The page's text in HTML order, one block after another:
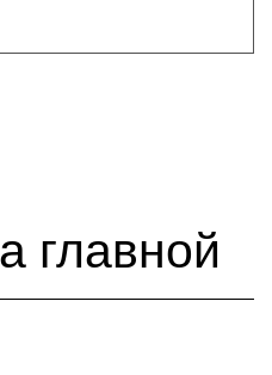
главной